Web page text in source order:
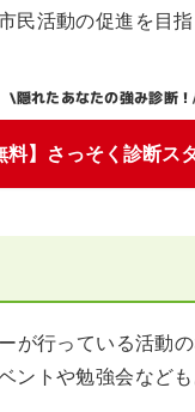
民活動の促進を目指
\隠れたあなたの強み診断！
料】さっそく診断ス
が行っている活動
ントや勉強会なども